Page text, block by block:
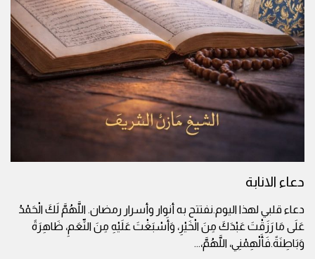
دعاء الانابة
دعاء قلبي لهذا اليوم.نفتتح به أنوار وأسرار رمضان. اللَّهُمَّ لَكَ الْحَمْدُ
عَلَى مَا رَزَقْتَ عَبْدَكَ مِنَ الْخَيْرِ، وَأَسْبَغْتَ عَلَيْهِ مِنَ النِّعَمِ، ظَاهِرَةً
وَبَاطِنَةً.فَأَلْهِمْنِي، اللَّهُمَّ،...